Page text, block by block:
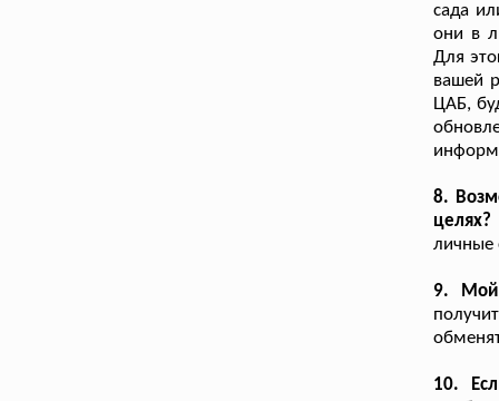
сада
они в
Для
вашей
ЦАБ,
8.
целях?
личные
9. Мой
10.